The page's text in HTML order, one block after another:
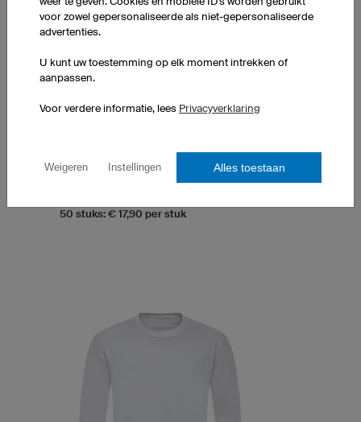
T-Shirt Couture Heren
Geoptimaliseerde Herensnit
50 stuks: € 17,90 per stuk
voor zowel gepersonaliseerde als niet-gepersonaliseerde
advertenties.
U kunt uw toestemming op elk moment intrekken of
aanpassen.
Voor verdere informatie, lees Privacyverklaring
Weigeren Instellingen Alles toestaan